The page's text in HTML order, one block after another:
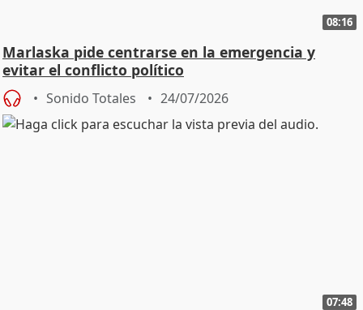
08:16
Marlaska pide centrarse en la emergencia y
evitar el conflicto político
Sonido Totales 24/07/2026
07:48